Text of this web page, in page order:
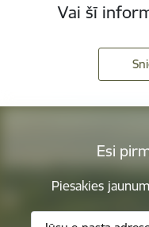
Vai šī
Esi
Piesakies